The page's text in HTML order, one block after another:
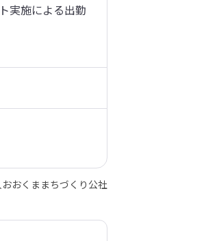
実施による出勤
おくままちづくり公社